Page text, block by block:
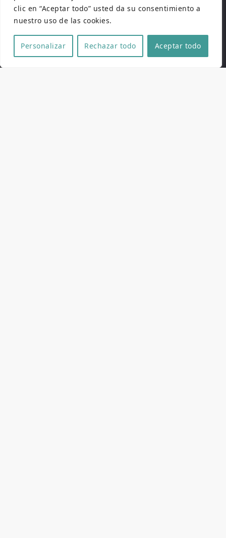
clic en “Aceptar todo” usted da su consentimiento a
nuestro uso de las cookies.
Personalizar Rechazar todo Aceptar todo